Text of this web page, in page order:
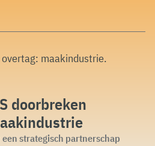
maakindustrie.
doorbreken
strategisch partnerschap